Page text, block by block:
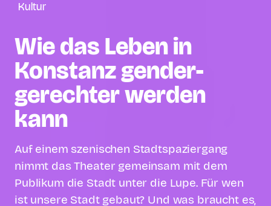
Kultur
Wie das Leben in
Konstanz gender­
gerechter werden
kann
Auf einem szenischen Stadtspaziergang
nimmt das Theater gemeinsam mit dem
Publikum die Stadt unter die Lupe. Für wen
ist unsere Stadt gebaut? Und was braucht es,